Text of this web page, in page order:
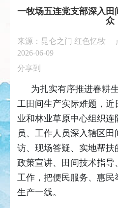
一牧场五连党支部深入
众
来源：昆仑之门 红色忆牧
2026-06-09
分享到
为扎实有序推进春耕
工田间生产实际难题，近
业和林业草原中心组织连
员、工作人员深入辖区
访、现场答疑、实地帮扶
政策宣讲、田间技术指
工作，把便民服务、惠民
生产一线。